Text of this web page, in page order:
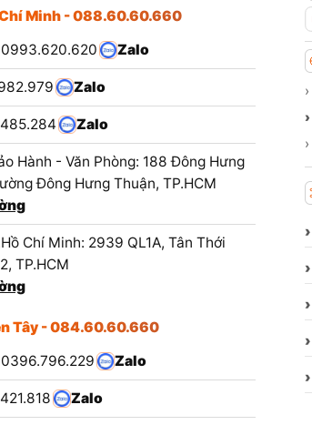
Minh - 088.60.60.660
Zalo
Zalo
Zalo
Hành - Văn Phòng: 188 Đông Hưng
Đông Hưng Thuận, TP.HCM
Chí Minh: 2939 QL1A, Tân Thới
TP.HCM
Tây - 084.60.60.660
Zalo
Zalo
›
›
›
›
›
›
›
›